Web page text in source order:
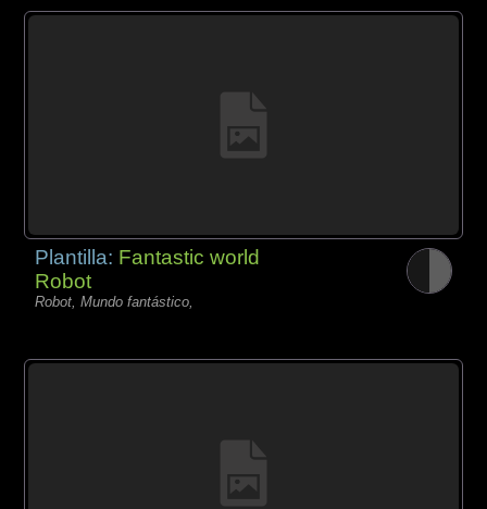
Plantilla: Fantastic world
Robot
Robot, Mundo fantástico,